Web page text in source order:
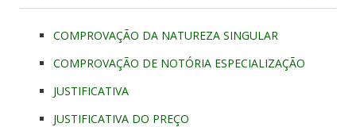
COMPROVAÇÃO DA NATUREZA SINGULAR
COMPROVAÇÃO DE NOTÓRIA ESPECIALIZAÇÃO
JUSTIFICATIVA
JUSTIFICATIVA DO PREÇO